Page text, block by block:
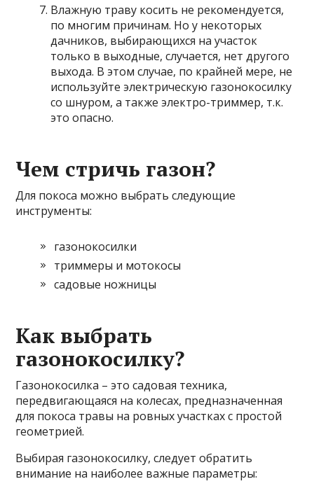
Влажную траву косить не рекомендуется,
по многим причинам. Но у некоторых
дачников, выбирающихся на участок
только в выходные, случается, нет другого
выхода. В этом случае, по крайней мере, не
используйте электрическую газонокосилку
со шнуром, а также электро-триммер, т.к.
это опасно.
Чем стричь газон?
Для покоса можно выбрать следующие
инструменты:
газонокосилки
триммеры и мотокосы
садовые ножницы
Как выбрать
газонокосилку?
Газонокосилка – это садовая техника,
передвигающаяся на колесах, предназначенная
для покоса травы на ровных участках с простой
геометрией.
Выбирая газонокосилку, следует обратить
внимание на наиболее важные параметры: